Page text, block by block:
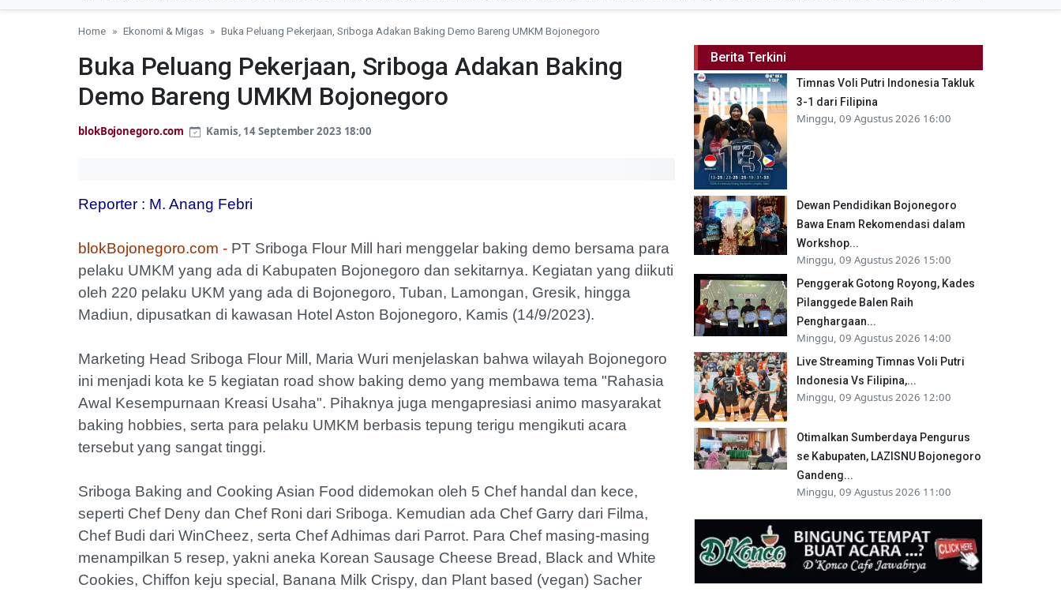
Home Ekonomi & Migas Buka Peluang Pekerjaan, Sriboga Adakan Baking Demo Bareng UMKM Bojonegoro
Buka Peluang Pekerjaan, Sriboga Adakan Baking
Demo Bareng UMKM Bojonegoro
blokBojonegoro.com Kamis, 14 September 2023 18:00
Reporter : M. Anang Febri
blokBojonegoro.com - PT Sriboga Flour Mill hari menggelar baking demo bersama para
pelaku UMKM yang ada di Kabupaten Bojonegoro dan sekitarnya. Kegiatan yang diikuti
oleh 220 pelaku UKM yang ada di Bojonegoro, Tuban, Lamongan, Gresik, hingga
Madiun, dipusatkan di kawasan Hotel Aston Bojonegoro, Kamis (14/9/2023).
Marketing Head Sriboga Flour Mill, Maria Wuri menjelaskan bahwa wilayah Bojonegoro
ini menjadi kota ke 5 kegiatan road show baking demo yang membawa tema "Rahasia
Awal Kesempurnaan Kreasi Usaha". Pihaknya juga mengapresiasi animo masyarakat
baking hobbies, serta para pelaku UMKM berbasis tepung terigu mengikuti acara
tersebut yang sangat tinggi.
Sriboga Baking and Cooking Asian Food didemokan oleh 5 Chef handal dan kece,
seperti Chef Deny dan Chef Roni dari Sriboga. Kemudian ada Chef Garry dari Filma,
Chef Budi dari WinCheez, serta Chef Adhimas dari Parrot. Para Chef masing-masing
menampilkan 5 resep, yakni aneka Korean Sausage Cheese Bread, Black and White
Cookies, Chiffon keju special, Banana Milk Crispy, dan Plant based (vegan) Sacher
Berita Terkini
Timnas Voli Putri Indonesia Takluk
3-1 dari Filipina
Minggu, 09 Agustus 2026 16:00
Dewan Pendidikan Bojonegoro
Bawa Enam Rekomendasi dalam
Workshop...
Minggu, 09 Agustus 2026 15:00
Penggerak Gotong Royong, Kades
Pilanggede Balen Raih
Penghargaan...
Minggu, 09 Agustus 2026 14:00
Live Streaming Timnas Voli Putri
Indonesia Vs Filipina,...
Minggu, 09 Agustus 2026 12:00
Otimalkan Sumberdaya Pengurus
se Kabupaten, LAZISNU Bojonegoro
Gandeng...
Minggu, 09 Agustus 2026 11:00